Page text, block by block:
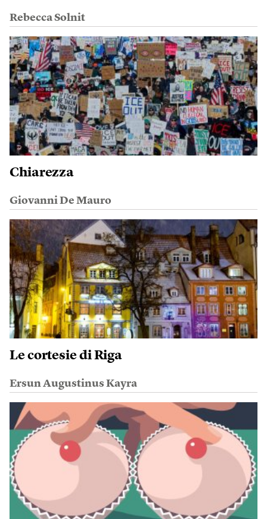
Rebecca Solnit
Chiarezza
Giovanni De Mauro
Le cortesie di Riga
Ersun Augustinus Kayra